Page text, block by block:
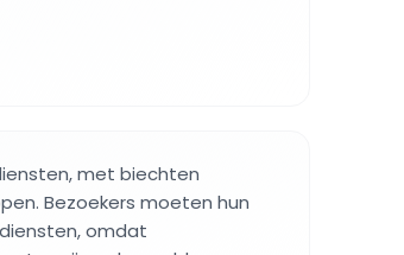
met biechten
Bezoekers moeten hun
omdat